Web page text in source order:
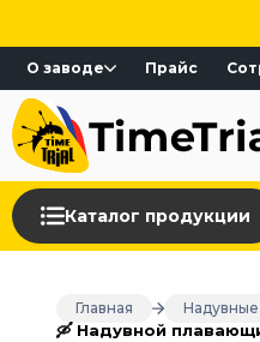
О заводе Прайс
Каталог продукции
Главная
🛶 Надувной